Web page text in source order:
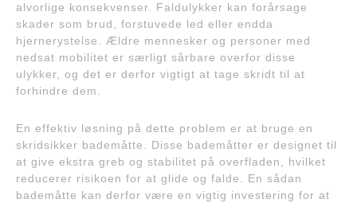
alvorlige konsekvenser. Faldulykker kan forårsage
skader som brud, forstuvede led eller endda
hjernerystelse. Ældre mennesker og personer med
nedsat mobilitet er særligt sårbare overfor disse
ulykker, og det er derfor vigtigt at tage skridt til at
forhindre dem.
En effektiv løsning på dette problem er at bruge en
skridsikker bademåtte. Disse bademåtter er designet til
at give ekstra greb og stabilitet på overfladen, hvilket
reducerer risikoen for at glide og falde. En sådan
bademåtte kan derfor være en vigtig investering for at